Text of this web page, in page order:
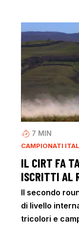
7 MIN
CAMPIONATI
IL CIRT FA
ISCRITTI AL
Il secondo
di livello
tricolori e